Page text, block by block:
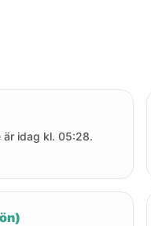
är idag kl. 05:28.